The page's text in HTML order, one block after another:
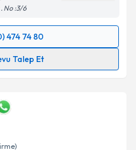
No :3/6
474 74 80
Talep Et
posta ile bilgilendireceğiz.